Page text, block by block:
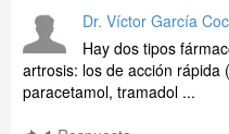
Dr. Víctor García
Hay dos tipos
artrosis: los de acción rápida
paracetamol, tramadol ...